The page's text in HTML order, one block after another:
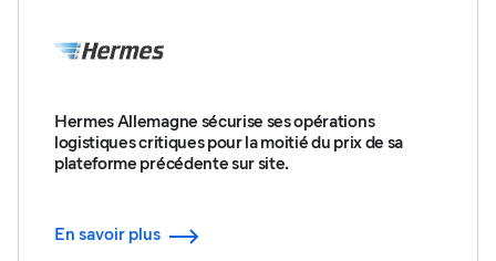
Hermes Allemagne sécurise ses opérations
logistiques critiques pour la moitié du prix de sa
plateforme précédente sur site.
En savoir plus